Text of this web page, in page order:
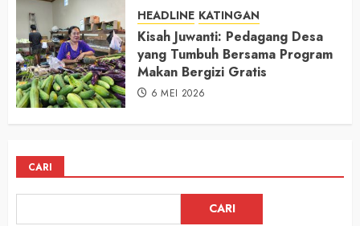
HEADLINE KATINGAN
Kisah Juwanti: Pedagang Desa
yang Tumbuh Bersama Program
Makan Bergizi Gratis
6 MEI 2026
CARI
CARI